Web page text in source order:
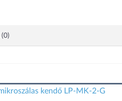
(0)
kendő LP-MK-2-G